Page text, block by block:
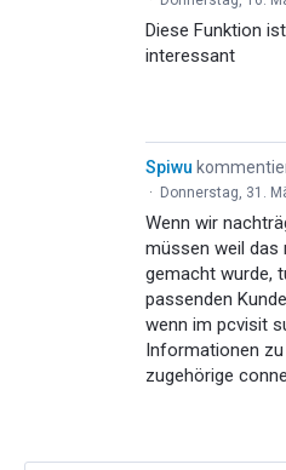
Diese Funktion
interessant
Spiwu
· Donnerstag, 31.
Wenn wir
müssen weil das
gemacht wurde,
passenden
wenn im pcvisit
Informationen
zugehörige